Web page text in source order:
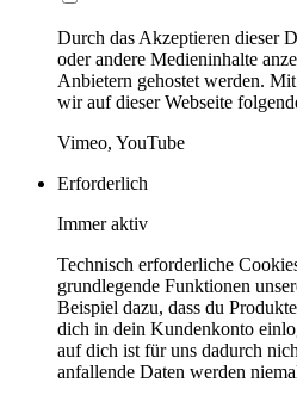
Durch das Akzeptieren dieser
oder andere Medieninhalte
Anbietern gehostet werden.
wir auf dieser Webseite
Vimeo, YouTube
Erforderlich
Immer aktiv
Technisch erforderliche
grundlegende Funktionen
Beispiel dazu, dass du
dich in dein Kundenkonto
auf dich ist für uns dadurch
anfallende Daten werden